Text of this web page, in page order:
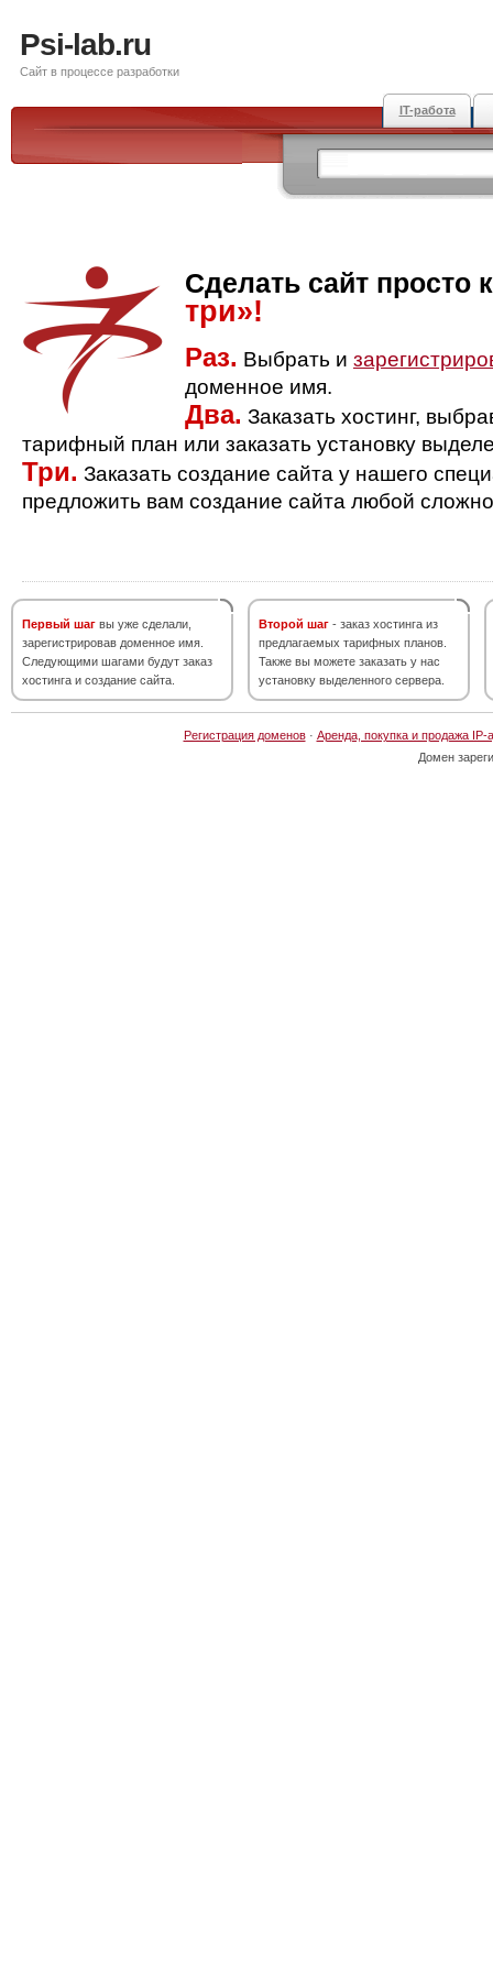
Psi-lab.ru
Сайт в процессе разработки
IT-работа
Сделать сайт просто
три»!
Раз. Выбрать и
доменное имя.
Два. Заказать хостинг,
тарифный план или заказать установку
Три. Заказать создание сайта у нашего
предложить вам создание сайта любой
Первый шаг вы уже сделали,
зарегистрировав доменное имя.
Следующими шагами будут заказ
хостинга и создание сайта.
Второй шаг - заказ хостинга из
предлагаемых тарифных планов.
Также вы можете заказать у нас
установку выделенного сервера.
Регистрация доменов· Аренда, покупка и продажа IP-
Домен